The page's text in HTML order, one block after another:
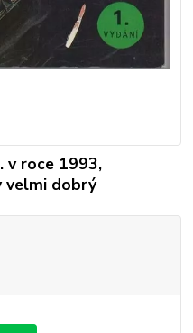
v roce 1993,
velmi dobrý